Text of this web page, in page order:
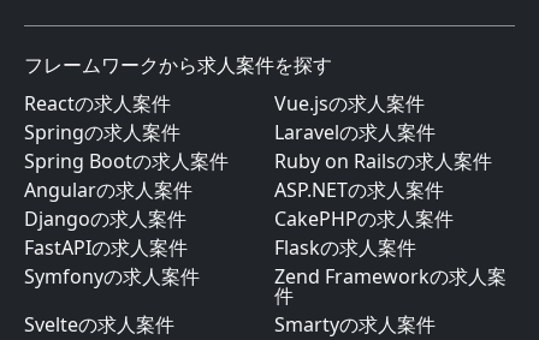
フレームワークから求人案件を探す
Reactの求人案件
Vue.jsの求人案件
Springの求人案件
Laravelの求人案件
Spring Bootの求人案件
Ruby on Railsの求人案件
Angularの求人案件
ASP.NETの求人案件
Djangoの求人案件
CakePHPの求人案件
FastAPIの求人案件
Flaskの求人案件
Symfonyの求人案件
Zend Frameworkの求人案
件
Svelteの求人案件
Smartyの求人案件